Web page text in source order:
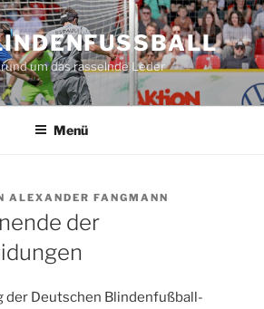
um das rasselnde Leder
Menü
ALEXANDER FANGMANN
der
der Deutschen Blindenfußball-